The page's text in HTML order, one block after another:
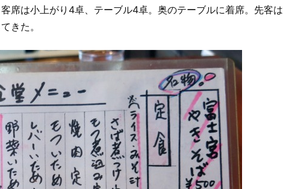
席は小上がり4卓、テーブル4卓。奥のテーブルに着席。先客は
きた。